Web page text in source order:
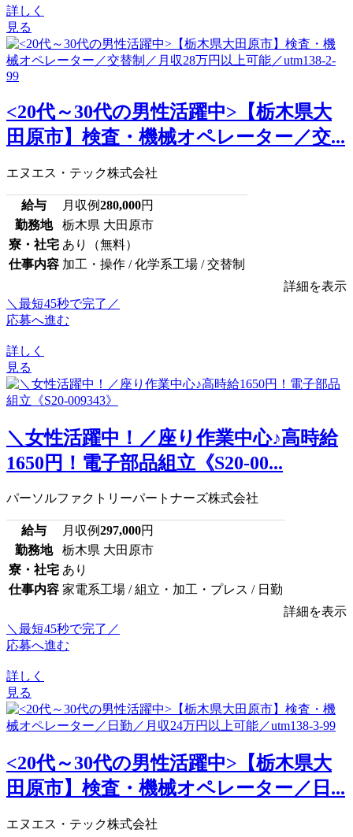
詳しく
見る
<20代～30代の男性活躍中>【栃木県大
田原市】検査・機械オペレーター／交...
エヌエス・テック株式会社
給与 月収例280,000円
勤務地
栃木県 大田原市
寮・社宅 あり（無料）
仕事内容 加工・操作 / 化学系工場 / 交替制
詳細を表示
＼最短45秒で完了／
応募へ進む
詳しく
見る
＼女性活躍中！／座り作業中心♪高時給
1650円！電子部品組立《S20-00...
パーソルファクトリーパートナーズ株式会社
給与 月収例297,000円
勤務地
栃木県 大田原市
寮・社宅 あり
仕事内容 家電系工場 / 組立・加工・プレス / 日勤
詳細を表示
＼最短45秒で完了／
応募へ進む
詳しく
見る
<20代～30代の男性活躍中>【栃木県大
田原市】検査・機械オペレーター／日...
エヌエス・テック株式会社